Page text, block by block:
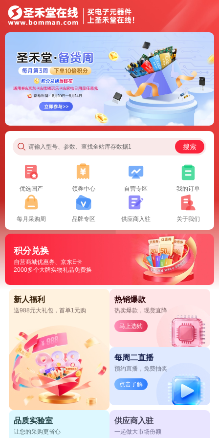
请输入型号、参数、查找全站库存数据1 搜索
优选国产 领券中心 自营专区 我的订单
每月采购周 品牌专区 供应商入驻 关于我们
积分兑换
自营商城优惠券、京东E卡
2000多个大牌实物礼品免费换
新人福利
送988元大礼包，首单1元购
热销爆款
热卖爆款，现货直降
马上选购
每周二直播
预约直播，免费抽奖
点击了解
品质实验室
让您的采购更省心
供应商入驻
一起做大市场份额